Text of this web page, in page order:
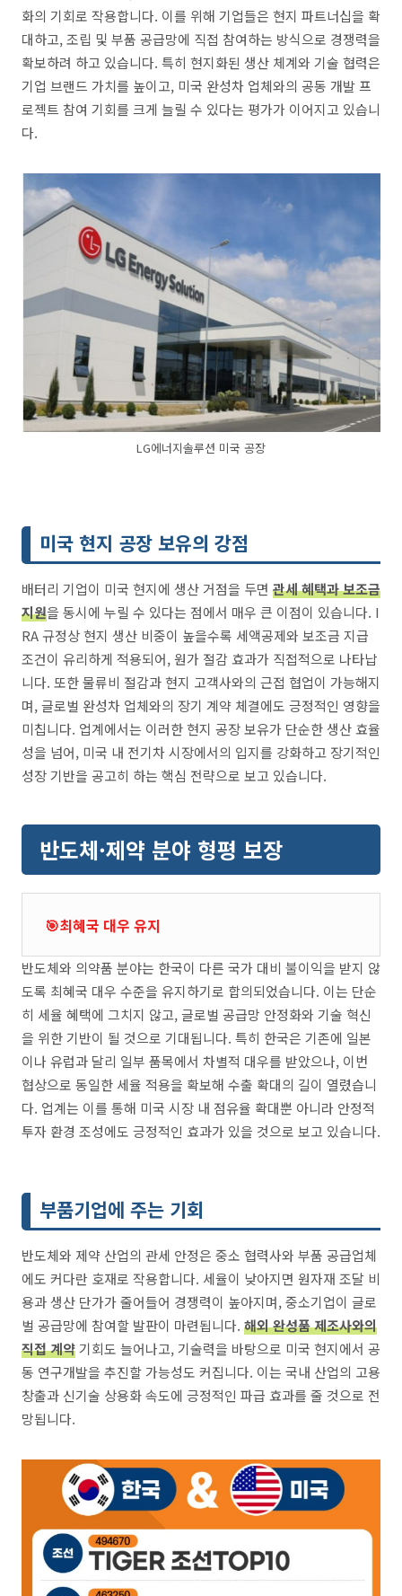
화의 기회로 작용합니다. 이를 위해 기업들은 현지 파트너십을 확
대하고, 조립 및 부품 공급망에 직접 참여하는 방식으로 경쟁력을
확보하려 하고 있습니다. 특히 현지화된 생산 체계와 기술 협력은
기업 브랜드 가치를 높이고, 미국 완성차 업체와의 공동 개발 프
로젝트 참여 기회를 크게 늘릴 수 있다는 평가가 이어지고 있습니
다.
LG에너지솔루션 미국 공장
미국 현지 공장 보유의 강점
배터리 기업이 미국 현지에 생산 거점을 두면 관세 혜택과 보조금
지원을 동시에 누릴 수 있다는 점에서 매우 큰 이점이 있습니다. I
RA 규정상 현지 생산 비중이 높을수록 세액공제와 보조금 지급
조건이 유리하게 적용되어, 원가 절감 효과가 직접적으로 나타납
니다. 또한 물류비 절감과 현지 고객사와의 근접 협업이 가능해지
며, 글로벌 완성차 업체와의 장기 계약 체결에도 긍정적인 영향을
미칩니다. 업계에서는 이러한 현지 공장 보유가 단순한 생산 효율
성을 넘어, 미국 내 전기차 시장에서의 입지를 강화하고 장기적인
성장 기반을 공고히 하는 핵심 전략으로 보고 있습니다.
반도체·제약 분야 형평 보장
🎯최혜국 대우 유지
반도체와 의약품 분야는 한국이 다른 국가 대비 불이익을 받지 않
도록 최혜국 대우 수준을 유지하기로 합의되었습니다. 이는 단순
히 세율 혜택에 그치지 않고, 글로벌 공급망 안정화와 기술 혁신
을 위한 기반이 될 것으로 기대됩니다. 특히 한국은 기존에 일본
이나 유럽과 달리 일부 품목에서 차별적 대우를 받았으나, 이번
협상으로 동일한 세율 적용을 확보해 수출 확대의 길이 열렸습니
다. 업계는 이를 통해 미국 시장 내 점유율 확대뿐 아니라 안정적
투자 환경 조성에도 긍정적인 효과가 있을 것으로 보고 있습니다.
부품기업에 주는 기회
반도체와 제약 산업의 관세 안정은 중소 협력사와 부품 공급업체
에도 커다란 호재로 작용합니다. 세율이 낮아지면 원자재 조달 비
용과 생산 단가가 줄어들어 경쟁력이 높아지며, 중소기업이 글로
벌 공급망에 참여할 발판이 마련됩니다. 해외 완성품 제조사와의
직접 계약기회도 늘어나고, 기술력을 바탕으로 미국 현지에서 공
동 연구개발을 추진할 가능성도 커집니다. 이는 국내 산업의 고용
창출과 신기술 상용화 속도에 긍정적인 파급 효과를 줄 것으로 전
망됩니다.